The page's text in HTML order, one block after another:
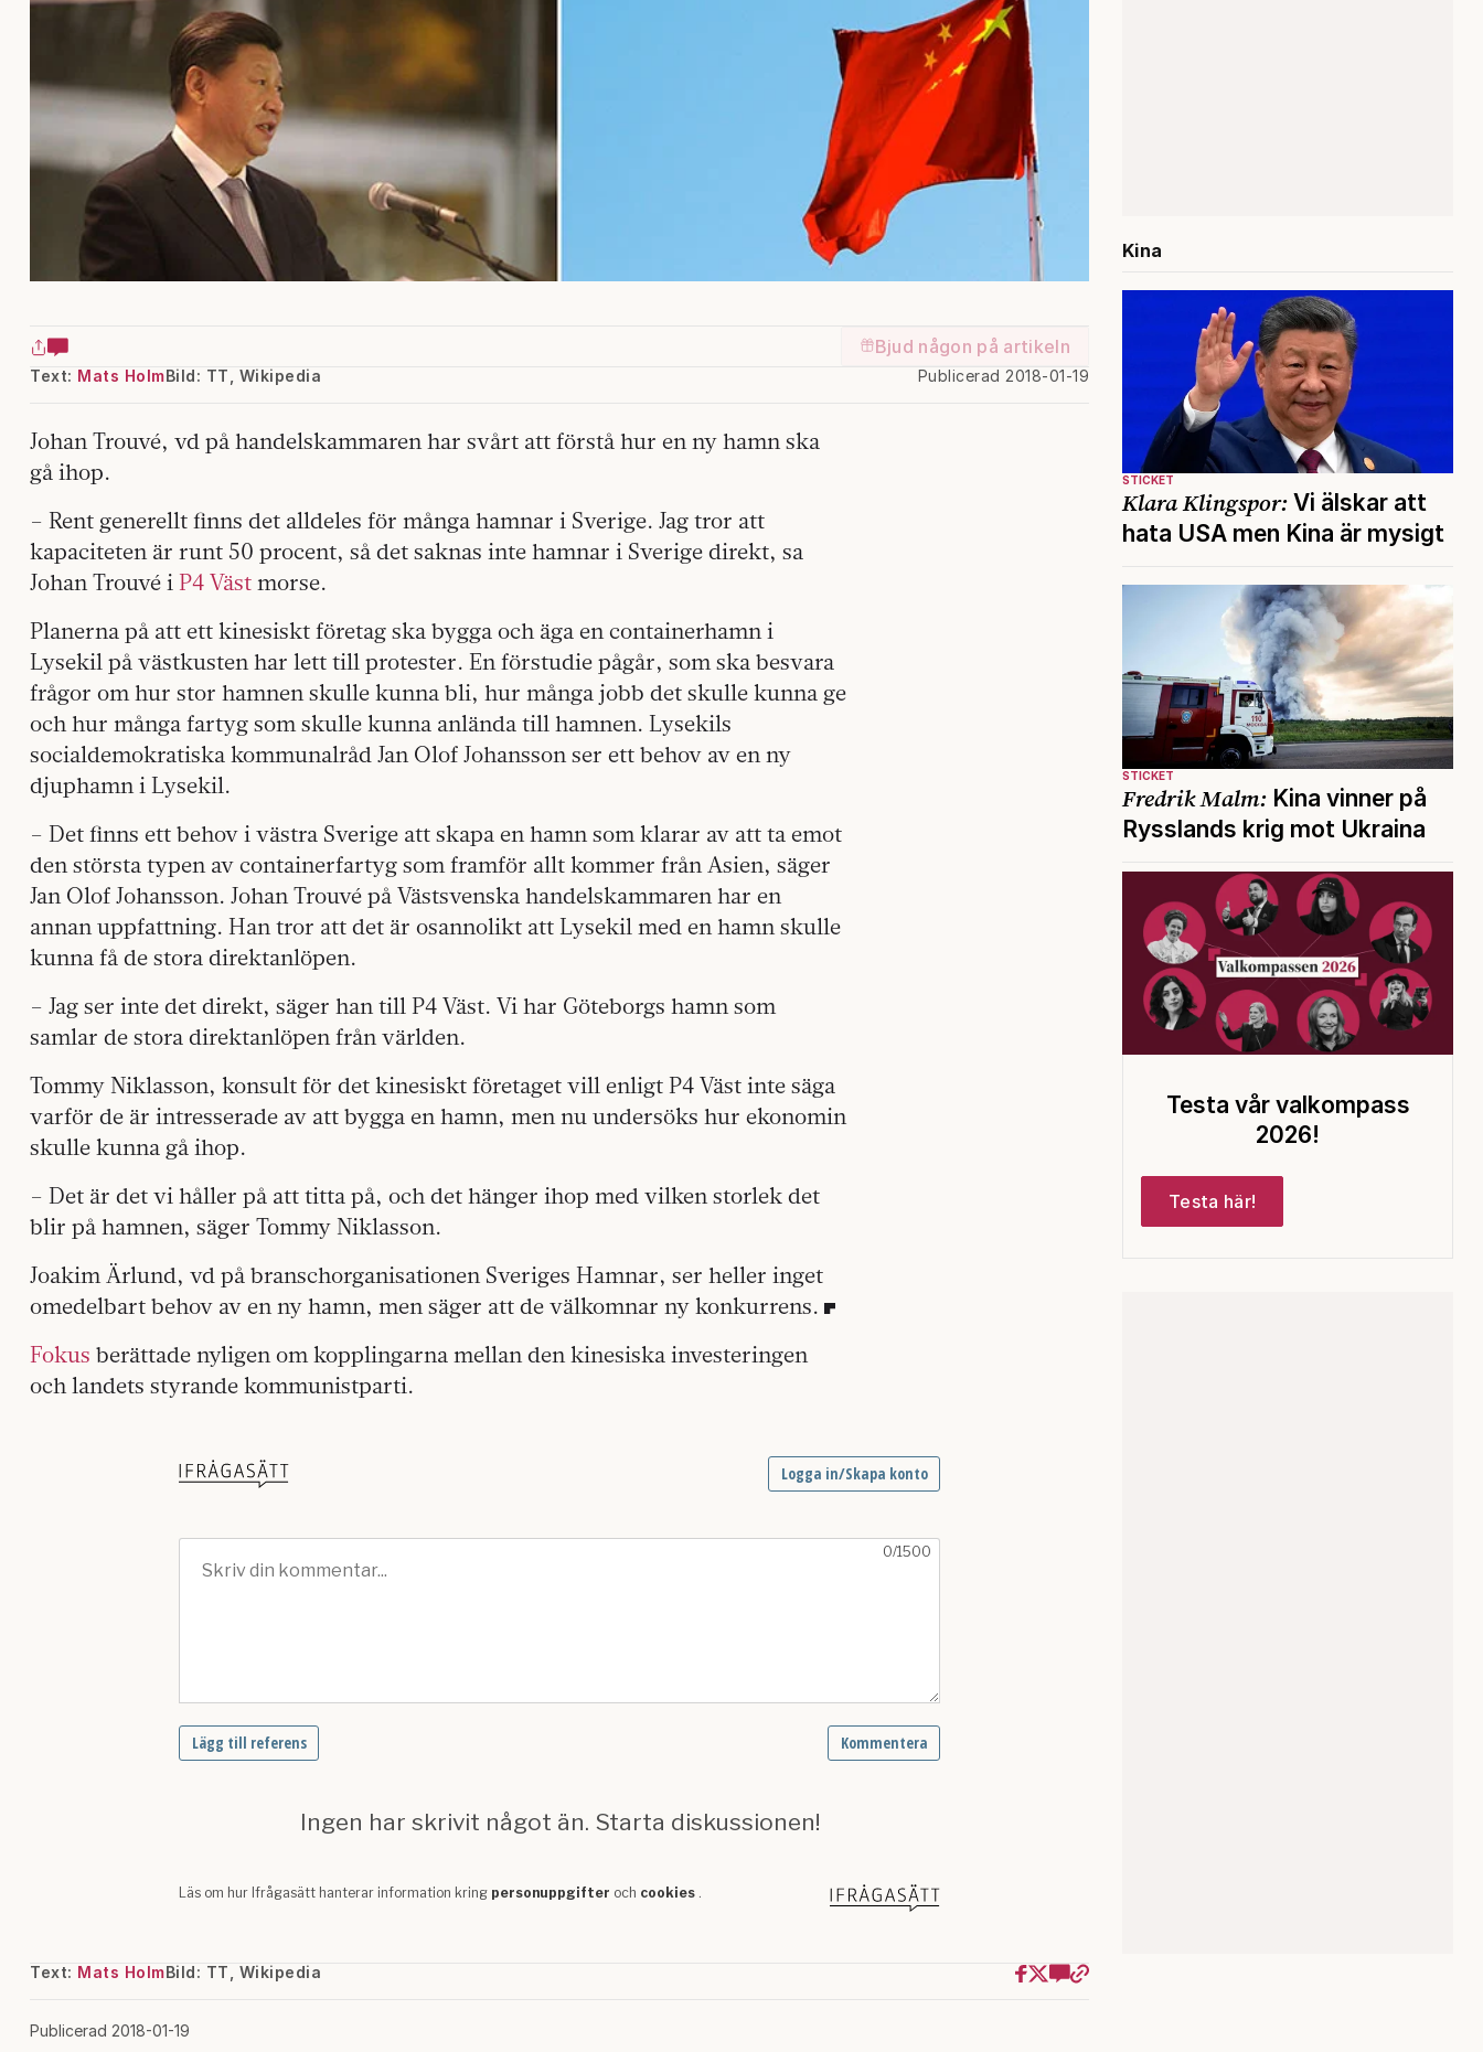
Bjud någon på artikeln
Text: Mats Holm Publicerad 2018-01-19
Bild: TT, Wikipedia
Johan Trouvé, vd på handelskammaren har svårt att förstå hur en ny hamn ska
gå ihop.
– Rent generellt finns det alldeles för många hamnar i Sverige. Jag tror att
kapaciteten är runt 50 procent, så det saknas inte hamnar i Sverige direkt, sa
Johan Trouvé i P4 Väst morse.
Planerna på att ett kinesiskt företag ska bygga och äga en containerhamn i
Lysekil på västkusten har lett till protester. En förstudie pågår, som ska besvara
frågor om hur stor hamnen skulle kunna bli, hur många jobb det skulle kunna ge
och hur många fartyg som skulle kunna anlända till hamnen. Lysekils
socialdemokratiska kommunalråd Jan Olof Johansson ser ett behov av en ny
djuphamn i Lysekil.
– Det finns ett behov i västra Sverige att skapa en hamn som klarar av att ta emot
den största typen av containerfartyg som framför allt kommer från Asien, säger
Jan Olof Johansson. Johan Trouvé på Västsvenska handelskammaren har en
annan uppfattning. Han tror att det är osannolikt att Lysekil med en hamn skulle
kunna få de stora direktanlöpen.
– Jag ser inte det direkt, säger han till P4 Väst. Vi har Göteborgs hamn som
samlar de stora direktanlöpen från världen.
Tommy Niklasson, konsult för det kinesiskt företaget vill enligt P4 Väst inte säga
varför de är intresserade av att bygga en hamn, men nu undersöks hur ekonomin
skulle kunna gå ihop.
– Det är det vi håller på att titta på, och det hänger ihop med vilken storlek det
blir på hamnen, säger Tommy Niklasson.
Joakim Ärlund, vd på branschorganisationen Sveriges Hamnar, ser heller inget
omedelbart behov av en ny hamn, men säger att de välkomnar ny konkurrens.
Fokus berättade nyligen om kopplingarna mellan den kinesiska investeringen
och landets styrande kommunistparti.
Text: Mats HolmBild: TT, Wikipedia
Publicerad 2018-01-19
Kina
STICKET
Klara Klingspor: Vi älskar att
hata USA men Kina är mysigt
STICKET
Fredrik Malm: Kina vinner på
Rysslands krig mot Ukraina
Testa vår valkompass
2026!
Testa här!